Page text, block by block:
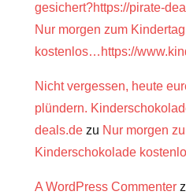
gesichert?https://pirate-
Nur morgen zum
kostenlos…https://
Nicht vergessen, heute
plündern.
deals.de zu Nur morgen
Kinderschokolade
A WordPress Commenter